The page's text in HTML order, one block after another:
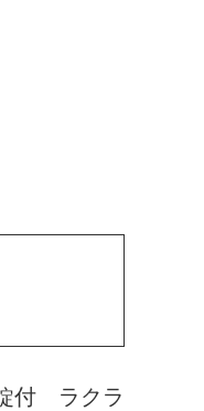
付 ラクラ